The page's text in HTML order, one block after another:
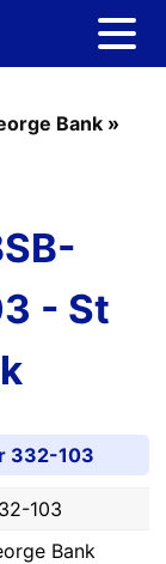
Bank »
- St
332-103
103
Bank